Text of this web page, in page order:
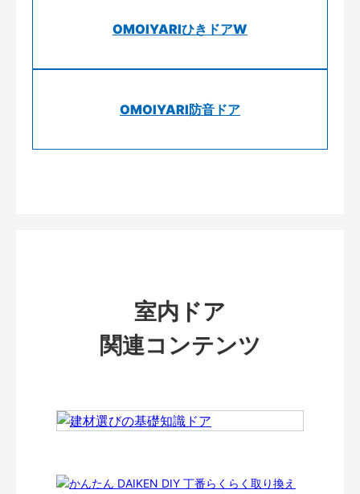
OMOIYARIひきドアW
OMOIYARI防音ドア
室内ドア
関連コンテンツ